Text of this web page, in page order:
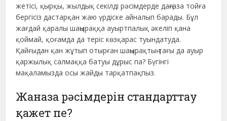
жетісі, қырқы, жылдық секілді рәсімдерде даңғаза тойға
бергісіз дастарқан жаю үрдіске айналып барады. Бұл
жағдай қаралы шаңыраққа ауыртпалық әкеліп қана
қоймай, қоғамда да теріс көзқарас туындатуда.
Қайғыдан қан жұтып отырған шаңырақтың тағы да ауыр
қаржылық салмаққа батуы дұрыс па? Бүгінгі
мақаламызда осы жайды тарқатпақпыз.
Жаназа рәсімдерін стандарттау
қажет пе?